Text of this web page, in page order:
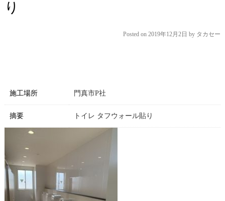
り
Posted on 2019年12月2日 by タカセー
施工場所 門真市P社
摘要 トイレ タフウォール貼り